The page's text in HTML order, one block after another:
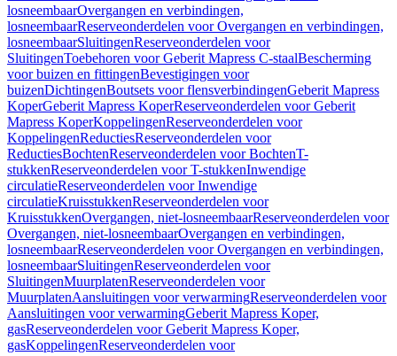
losneembaarOvergangen en verbindingen,
losneembaarReserveonderdelen voor Overgangen en verbindingen,
losneembaarSluitingenReserveonderdelen voor
SluitingenToebehoren voor Geberit Mapress C-staalBescherming
voor buizen en fittingenBevestigingen voor
buizenDichtingenBoutsets voor flensverbindingenGeberit Mapress
KoperGeberit Mapress KoperReserveonderdelen voor Geberit
Mapress KoperKoppelingenReserveonderdelen voor
KoppelingenReductiesReserveonderdelen voor
ReductiesBochtenReserveonderdelen voor BochtenT-
stukkenReserveonderdelen voor T-stukkenInwendige
circulatieReserveonderdelen voor Inwendige
circulatieKruisstukkenReserveonderdelen voor
KruisstukkenOvergangen, niet-losneembaarReserveonderdelen voor
Overgangen, niet-losneembaarOvergangen en verbindingen,
losneembaarReserveonderdelen voor Overgangen en verbindingen,
losneembaarSluitingenReserveonderdelen voor
SluitingenMuurplatenReserveonderdelen voor
MuurplatenAansluitingen voor verwarmingReserveonderdelen voor
Aansluitingen voor verwarmingGeberit Mapress Koper,
gasReserveonderdelen voor Geberit Mapress Koper,
gasKoppelingenReserveonderdelen voor